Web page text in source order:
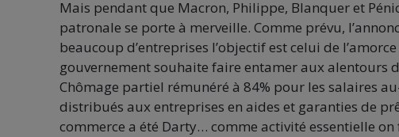
Mais pendant que Macron, Philippe, Blanquer et
patronale se porte à merveille. Comme prévu,
beaucoup d’entreprises l’objectif est celui de
gouvernement souhaite faire entamer aux alentours
Chômage partiel rémunéré à 84% pour les salaires
distribués aux entreprises en aides et garanties de
commerce a été Darty… comme activité essentielle